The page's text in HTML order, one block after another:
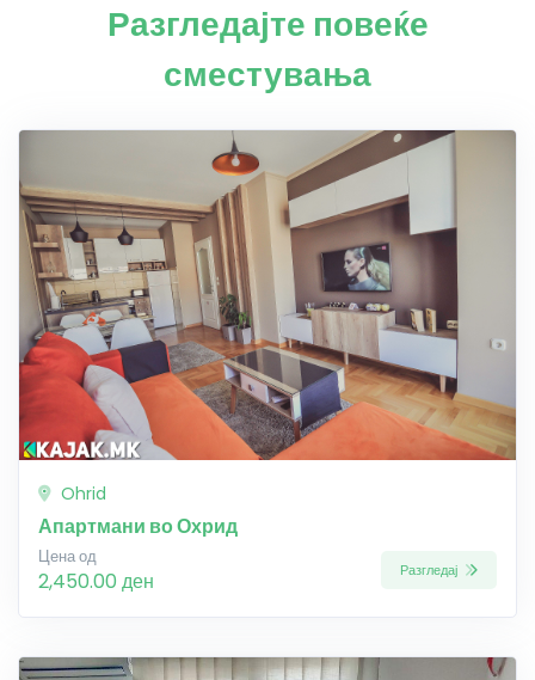
Разгледајте повеќе
сместувања
Ohrid
Апартмани во Охрид
Цена од
2,450.00 ден Разгледај